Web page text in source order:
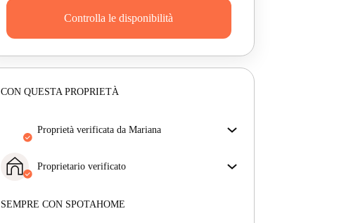
Controlla le disponibilità
CON QUESTA PROPRIETÀ
proprietà verificata da Mariana
assicurarti di ricevere esattamente quello che vedi
nell'annuncio.
Proprietario verificato
Maggiori informazioni su questo locatore
SEMPRE CON SPOTAHOME